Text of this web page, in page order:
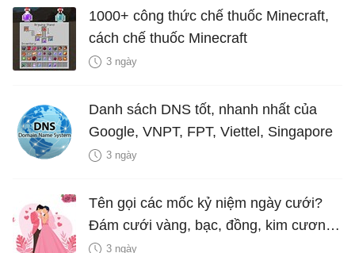
1000+ công thức chế thuốc Minecraft,
cách chế thuốc Minecraft
3 ngày
Danh sách DNS tốt, nhanh nhất của
Google, VNPT, FPT, Viettel, Singapore
3 ngày
Tên gọi các mốc kỷ niệm ngày cưới?
Đám cưới vàng, bạc, đồng, kim cương
là bao nhiêu năm?
3 ngày